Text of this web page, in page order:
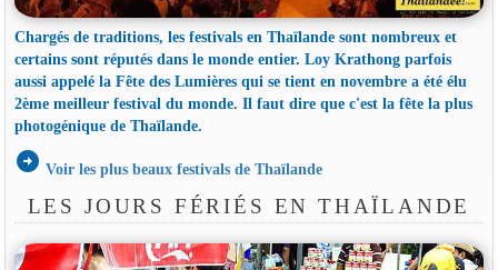
Chargés de traditions, les festivals en Thaïlande sont nombreux et
certains sont réputés dans le monde entier. Loy Krathong parfois
aussi appelé la Fête des Lumières qui se tient en novembre a été élu
2ème meilleur festival du monde. Il faut dire que c'est la fête la plus
photogénique de Thaïlande.
arrow_circle_right Voir les plus beaux festivals de Thaïlande
LES JOURS FÉRIÉS EN THAÏLANDE